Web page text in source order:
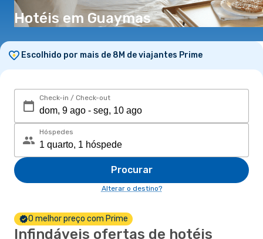
Hotéis em Guaymas
Escolhido por mais de 8M de viajantes Prime
Check-in / Check-out
Hóspedes
Procurar
Alterar o destino?
O melhor preço com Prime
Infindáveis ofertas de hotéis